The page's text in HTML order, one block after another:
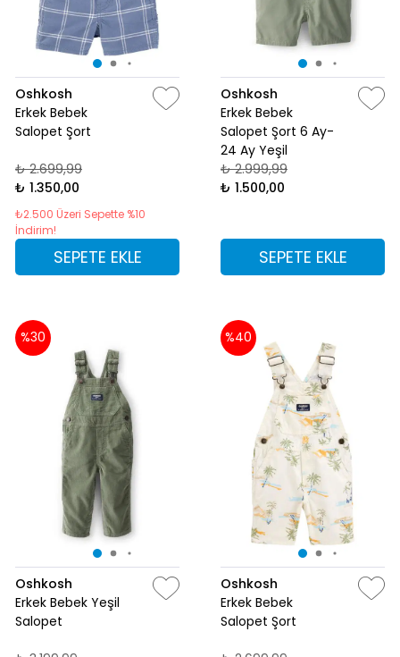
Oshkosh
Erkek Bebek
Salopet Şort
₺ 2.699,99
₺ 1.350,00
₺2.500 Üzeri Sepette %10
İndirim!
SEPETE EKLE
Oshkosh
Erkek Bebek
Salopet Şort 6 Ay-
24 Ay Yeşil
₺ 2.999,99
₺ 1.500,00
SEPETE EKLE
%30
Oshkosh
Erkek Bebek Yeşil
Salopet
%40
Oshkosh
Erkek Bebek
Salopet Şort